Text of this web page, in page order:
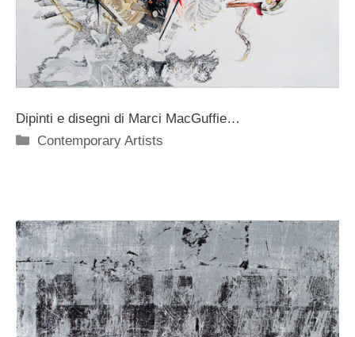
Dipinti e disegni di Marci MacGuffie…
Categorie
Contemporary Artists